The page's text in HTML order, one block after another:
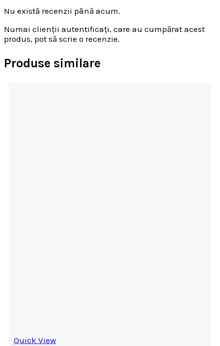
Nu există recenzii până acum.
Numai clienții autentificați, care au cumpărat acest
produs, pot să scrie o recenzie.
Produse similare
Quick View